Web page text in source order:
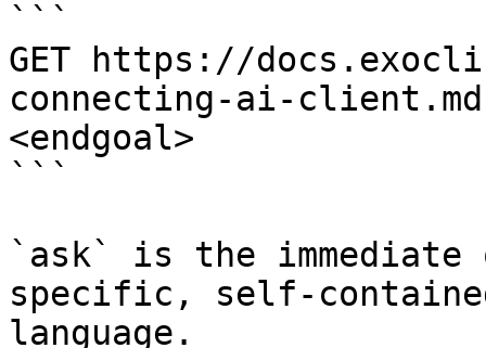
```
GET https://
connecting-ai-
<endgoal>
```
`ask` is the
specific, self-
language.